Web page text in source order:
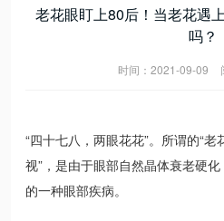
老花眼盯上80后！当老花遇
吗？
时间：2021-09-09
“四十七八，两眼花花”。所谓的“老
视”，是由于眼部自然晶体衰老硬
的一种眼部疾病。